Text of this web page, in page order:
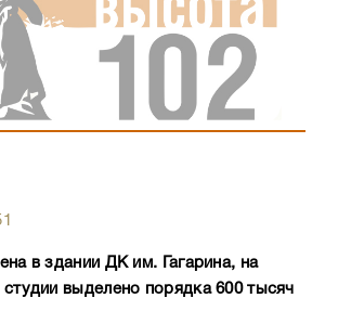
в здании ДК им. Гагарина, на
выделено порядка 600 тысяч